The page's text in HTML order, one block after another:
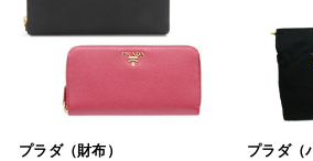
プラダ（財布） プラダ（